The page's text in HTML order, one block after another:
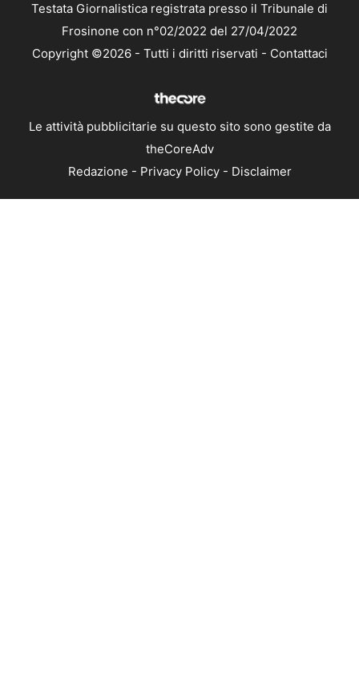
Testata Giornalistica registrata presso il Tribunale di
Frosinone con n°02/2022 del 27/04/2022
Copyright ©2026 - Tutti i diritti riservati - Contattaci
Le attività pubblicitarie su questo sito sono gestite da
theCoreAdv
Redazione - Privacy Policy- Disclaimer